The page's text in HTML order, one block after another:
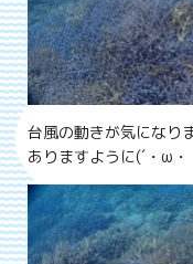
台風の動きが気になり
ありますように(´・ω・